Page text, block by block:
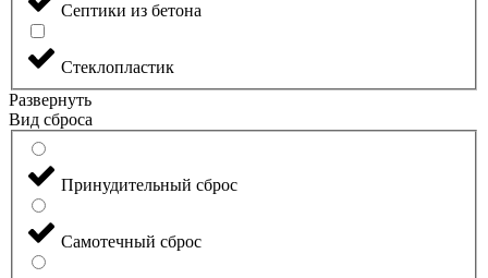
Септики из бетона
Стеклопластик
Развернуть
Вид сброса
Принудительный сброс
Самотечный сброс